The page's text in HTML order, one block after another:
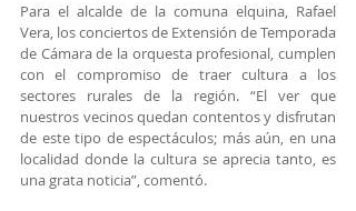
Para el alcalde de la comuna elquina, Rafael
Vera, los conciertos de Extensión de Temporada
de Cámara de la orquesta profesional, cumplen
con el compromiso de traer cultura a los
sectores rurales de la región. “El ver que
nuestros vecinos quedan contentos y disfrutan
de este tipo de espectáculos; más aún, en una
localidad donde la cultura se aprecia tanto, es
una grata noticia”, comentó.